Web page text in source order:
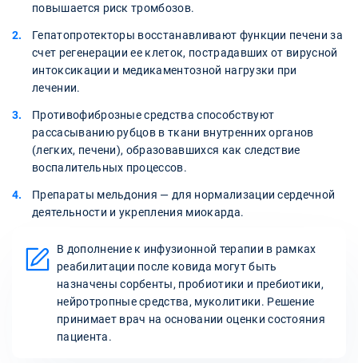
повышается риск тромбозов.
Гепатопротекторы восстанавливают функции печени за
счет регенерации ее клеток, пострадавших от вирусной
интоксикации и медикаментозной нагрузки при
лечении.
Противофиброзные средства способствуют
рассасыванию рубцов в ткани внутренних органов
(легких, печени), образовавшихся как следствие
воспалительных процессов.
Препараты мельдония — для нормализации сердечной
деятельности и укрепления миокарда.
В дополнение к инфузионной терапии в рамках
реабилитации после ковида могут быть
назначены сорбенты, пробиотики и пребиотики,
нейротропные средства, муколитики. Решение
принимает врач на основании оценки состояния
пациента.